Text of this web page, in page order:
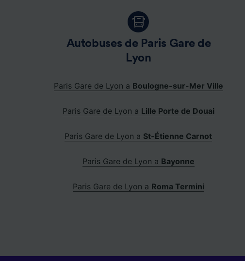
Autobuses de Paris Gare de
Lyon
Paris Gare de Lyon a Boulogne-sur-Mer Ville
Paris Gare de Lyon a Lille Porte de Douai
Paris Gare de Lyon a St-Étienne Carnot
Paris Gare de Lyon a Bayonne
Paris Gare de Lyon a Roma Termini